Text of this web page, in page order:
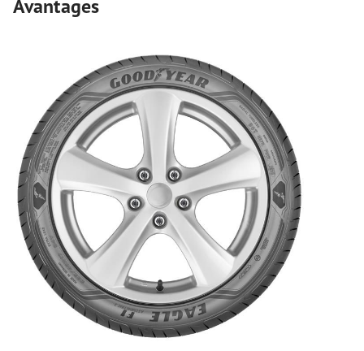
Avantages